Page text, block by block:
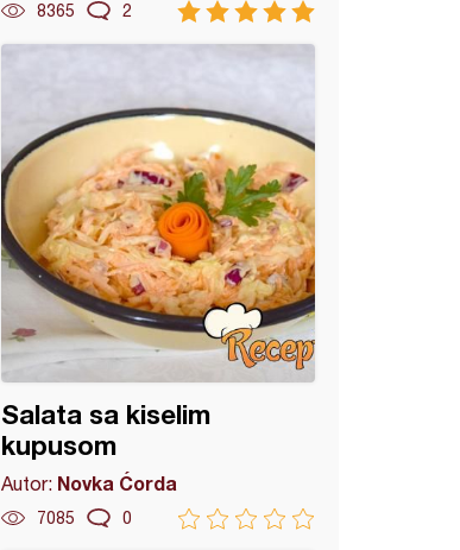
8365 2
Salata sa kiselim
kupusom
Autor: Novka Ćorda
7085 0